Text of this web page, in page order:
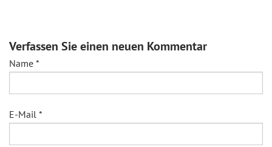
Verfassen Sie einen neuen Kommentar
Name *
E-Mail *